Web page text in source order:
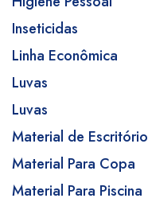
Inseticidas
Linha Econômica
Luvas
Luvas
Material de Escritório
Material Para Copa
Material Para Piscina